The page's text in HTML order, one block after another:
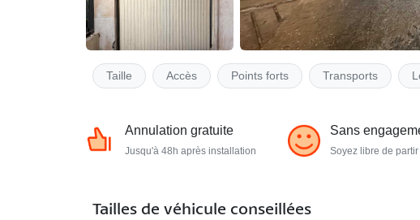
Taille Accès Points forts Transports
Annulation gratuite
Jusqu'à 48h après installation
Sans
Soyez libre de partir
Tailles de véhicule conseillées